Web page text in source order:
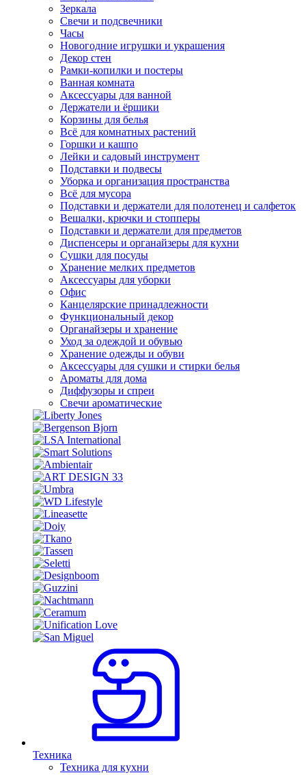
Зеркала
Свечи и подсвечники
Часы
Новогодние игрушки и украшения
Декор стен
Рамки-копилки и постеры
Ванная комната
Аксессуары для ванной
Держатели и ёршики
Корзины для белья
Всё для комнатных растений
Горшки и кашпо
Лейки и садовый инструмент
Подставки и подвесы
Уборка и организация пространства
Всё для мусора
Подставки и держатели для полотенец и салфеток
Вешалки, крючки и стопперы
Подставки и держатели для предметов
Диспенсеры и органайзеры для кухни
Сушки для посуды
Хранение мелких предметов
Аксессуары для уборки
Офис
Канцелярские принадлежности
Функциональный декор
Органайзеры и хранение
Уход за одеждой и обувью
Хранение одежды и обуви
Аксессуары для сушки и стирки белья
Ароматы для дома
Диффузоры и спреи
Свечи ароматические
Техника
Техника для кухни